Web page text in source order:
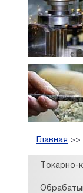
Главная >>
Tокарнo-